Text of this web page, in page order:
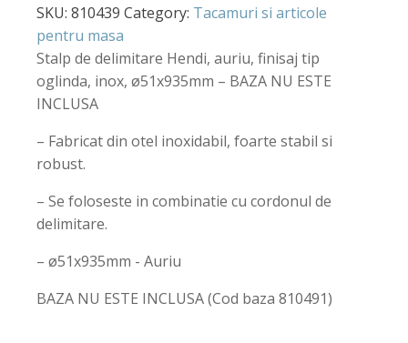
SKU: 810439 Category: Tacamuri si articole
pentru masa
Stalp de delimitare Hendi, auriu, finisaj tip
oglinda, inox, ø51x935mm – BAZA NU ESTE
INCLUSA
– Fabricat din otel inoxidabil, foarte stabil si
robust.
– Se foloseste in combinatie cu cordonul de
delimitare.
– ø51x935mm - Auriu
BAZA NU ESTE INCLUSA (Cod baza 810491)